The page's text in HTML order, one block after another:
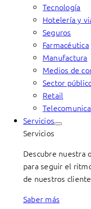
Tecnología
Hotelería y
Seguros
Farmacéutica
Manufactura
Medios de
Sector
Retail
Servicios
Servicios
Descubre nuestra
para seguir el
de nuestros
Saber más